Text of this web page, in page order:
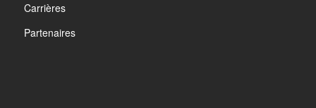
Carrières
Partenaires